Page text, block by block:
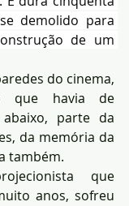
demolido para
de um
do cinema,
que havia de
parte da
da memória da
também.
que
anos, sofreu